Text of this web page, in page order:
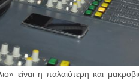
είναι η παλαιότερη και